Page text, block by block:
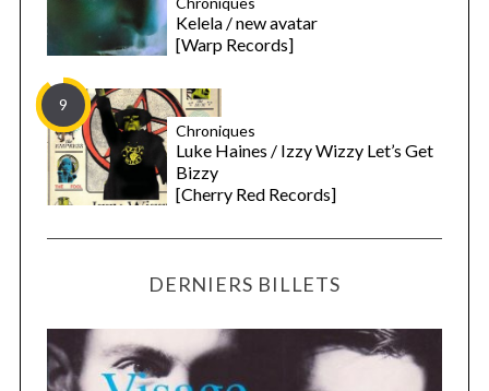
Kelela / new avatar
[Warp Records]
9
Chroniques
Luke Haines / Izzy Wizzy Let’s Get
Bizzy
[Cherry Red Records]
DERNIERS BILLETS